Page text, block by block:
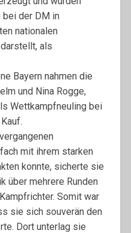
bei der DM in
nationalen
als
Bayern nahmen die
und Nina Rogge,
Wettkampfneuling bei
mit ihrem starken
konnte, sicherte sie
über mehrere Runden
Somit war
sie sich souverän den
Dort unterlag sie